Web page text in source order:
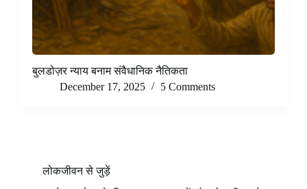
बुलडोज़र न्याय बनाम संवैधानिक नैतिकता
December 17, 2025
5 Comments
लोकजीवन से जुड़ें